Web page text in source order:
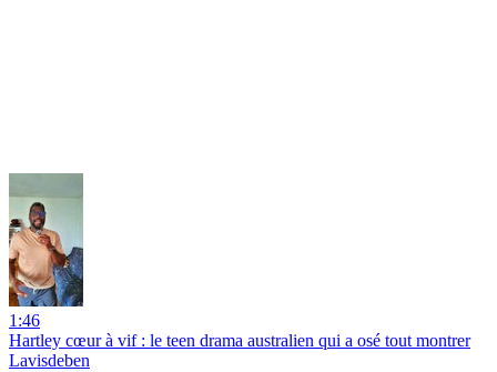
1:46
Hartley cœur à vif : le teen drama australien qui a osé tout montrer
Lavisdeben